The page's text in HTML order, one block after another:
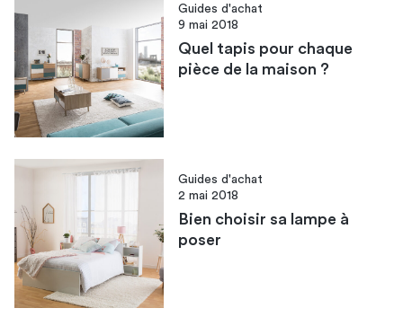
Guides d'achat
9 mai 2018
Quel tapis pour chaque
pièce de la maison ?
Guides d'achat
2 mai 2018
Bien choisir sa lampe à
poser